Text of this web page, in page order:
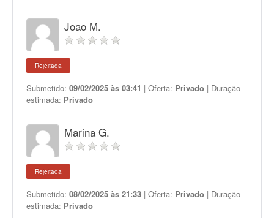
Joao M.
Rejeitada
Submetido: 09/02/2025 às 03:41 | Oferta: Privado | Duração
estimada: Privado
Marina G.
Rejeitada
Submetido: 08/02/2025 às 21:33 | Oferta: Privado | Duração
estimada: Privado